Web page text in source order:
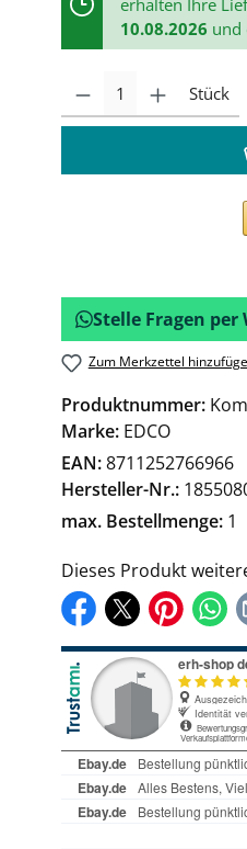
erhalten Ihre
10.08.2026 und
Stück
Stelle Fragen
Zum Merkzettel
Produktnummer:
Marke: EDCO
EAN:8711252766966
Hersteller-Nr.:
max. Bestellmenge: 1
Dieses Produkt